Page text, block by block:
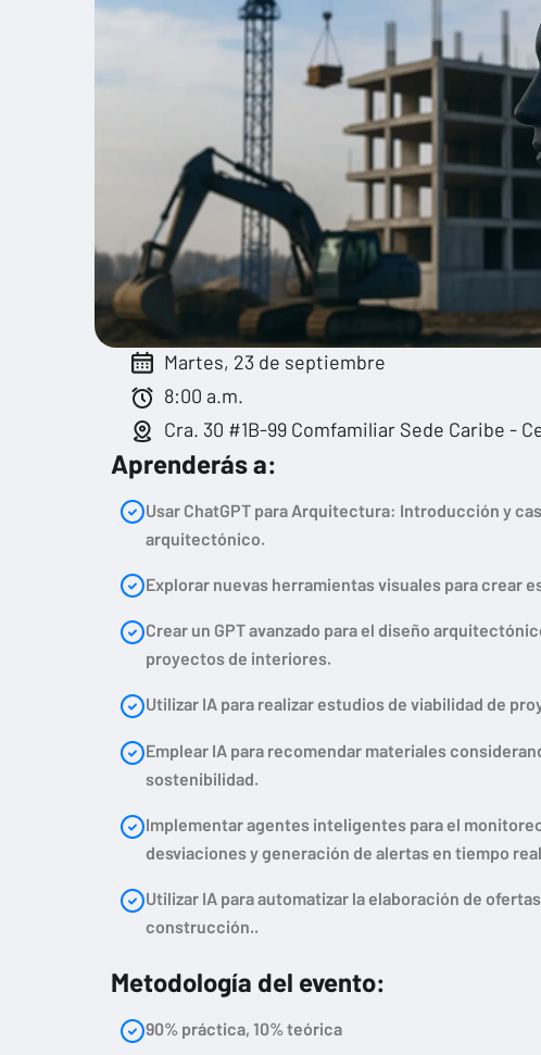
Martes, 23 de septiembre
8:00 a.m.
Cra. 30 #1B-99 Comfamiliar Sede Caribe -
Aprenderás a:
Usar ChatGPT para Arquitectura: Introducción y
arquitectónico.
Explorar nuevas herramientas visuales para crear
Crear un GPT avanzado para el diseño
proyectos de interiores.
Utilizar IA para realizar estudios de viabilidad de
Emplear IA para recomendar materiales
sostenibilidad.
Implementar agentes inteligentes para el
desviaciones y generación de alertas en tiempo
Utilizar IA para automatizar la elaboración de
construcción..
Metodología del evento:
90% práctica, 10% teórica